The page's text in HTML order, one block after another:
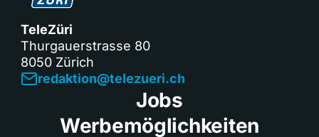
TeleZüri
Thurgauerstrasse 80
8050 Zürich
redaktion@telezueri.ch
Jobs
Werbemöglichkeiten